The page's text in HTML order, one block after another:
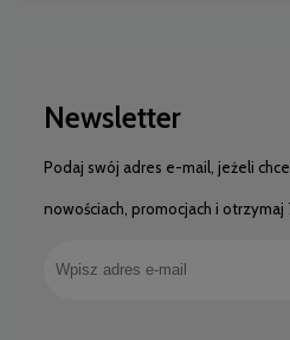
Newsletter
Podaj swój adres e-mail, jeżeli
nowościach, promocjach i otrzymaj